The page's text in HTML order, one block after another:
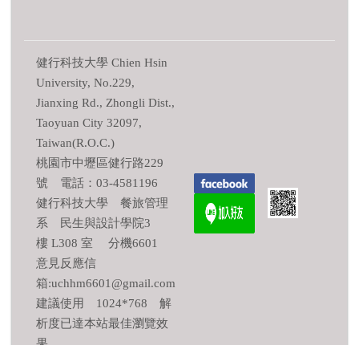
健行科技大學 Chien Hsin
University, No.229,
Jianxing Rd., Zhongli Dist.,
Taoyuan City 32097,
Taiwan(R.O.C.)
桃園市中壢區健行路229
號 電話：03-4581196
健行科技大學 餐旅管理
系 民生與設計學院3
樓 L308 室 分機6601
意見反應信
箱:uchhm6601@gmail.com
建議使用 1024*768 解
析度已達本站最佳瀏覽效